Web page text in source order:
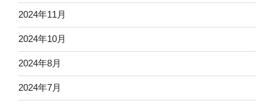
2024年11月
2024年10月
2024年8月
2024年7月